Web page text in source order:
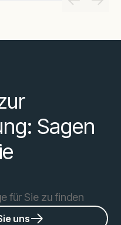
Sagen
für Sie zu finden
uns